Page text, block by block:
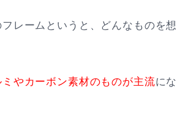
レームというと、どんなものを想
ミやカーボン素材のものが主流にな